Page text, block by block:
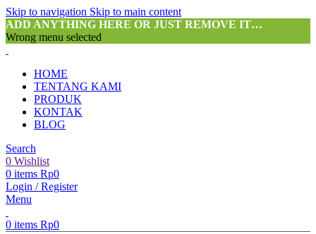
Skip to navigation Skip to main content
ADD ANYTHING HERE OR JUST REMOVE IT…
Wrong menu selected
HOME
TENTANG KAMI
PRODUK
KONTAK
BLOG
Search
0 Wishlist
0 items Rp0
Login / Register
Menu
0 items Rp0